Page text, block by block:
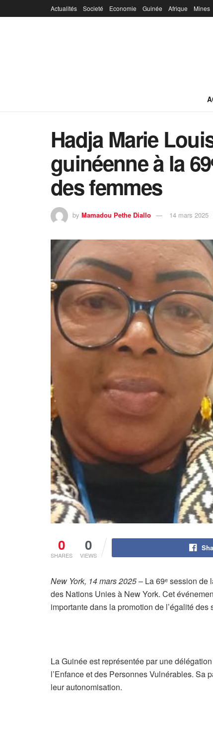
Actualités Societé Economie Guinée Afrique Mines
Hadja Marie
guinéenne à la
des femmes
by Mamadou Pethe Diallo 14 mars 2025
0
SHARES
0
VIEWS
New York, 14 mars 2025– La 69ᵉ session de
des Nations Unies à New York. Cet
importante dans la promotion de l’égalité des
La Guinée est représentée par une
l’Enfance et des Personnes Vulnérables. Sa
leur autonomisation.